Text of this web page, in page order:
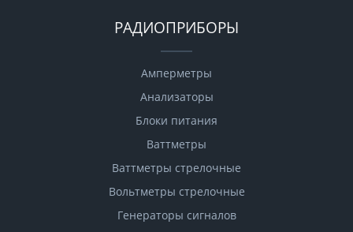
РАДИОПРИБОРЫ
Амперметры
Анализаторы
Блоки питания
Ваттметры
Ваттметры стрелочные
Вольтметры стрелочные
Генераторы сигналов